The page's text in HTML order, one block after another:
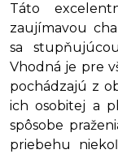
Táto
zaujímavou
sa
Vhodná je pre
pochádzajú z
ich osobitej a
spôsobe
priebehu